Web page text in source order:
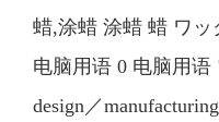
蜡,涂蜡 涂蜡 蜡 ワ
电脑用语 0 电脑用
design／manufacturing